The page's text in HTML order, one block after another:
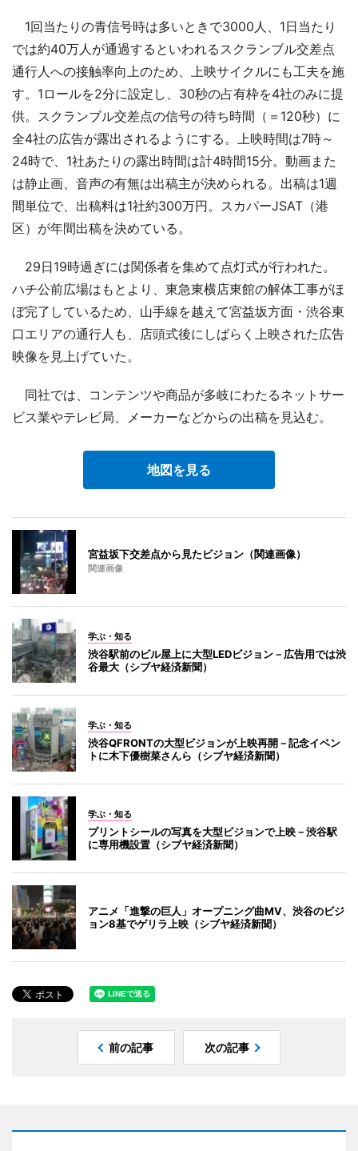
1回当たりの青信号時は多いときで3000人、1日当たり
では約40万人が通過するといわれるスクランブル交差点
通行人への接触率向上のため、上映サイクルにも工夫を施
す。1ロールを2分に設定し、30秒の占有枠を4社のみに提
供。スクランブル交差点の信号の待ち時間（＝120秒）に
全4社の広告が露出されるようにする。上映時間は7時～
24時で、1社あたりの露出時間は計4時間15分。動画また
は静止画、音声の有無は出稿主が決められる。出稿は1週
間単位で、出稿料は1社約300万円。スカパーJSAT（港
区）が年間出稿を決めている。
29日19時過ぎには関係者を集めて点灯式が行われた。
ハチ公前広場はもとより、東急東横店東館の解体工事がほ
ぼ完了しているため、山手線を越えて宮益坂方面・渋谷東
口エリアの通行人も、店頭式後にしばらく上映された広告
映像を見上げていた。
同社では、コンテンツや商品が多岐にわたるネットサー
ビス業やテレビ局、メーカーなどからの出稿を見込む。
地図を見る
宮益坂下交差点から見たビジョン（関連画像）
関連画像
学ぶ・知る
渋谷駅前のビル屋上に大型LEDビジョン－広告用では渋
谷最大（シブヤ経済新聞）
学ぶ・知る
渋谷QFRONTの大型ビジョンが上映再開－記念イベン
トに木下優樹菜さんら（シブヤ経済新聞）
学ぶ・知る
プリントシールの写真を大型ビジョンで上映－渋谷駅
に専用機設置（シブヤ経済新聞）
アニメ「進撃の巨人」オープニング曲MV、渋谷のビジ
ョン8基でゲリラ上映（シブヤ経済新聞）
前の記事 次の記事